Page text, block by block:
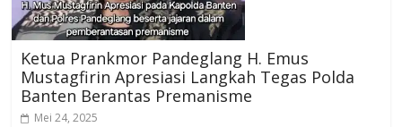
Ketua Prankmor Pandeglang H. Emus
Mustagfirin Apresiasi Langkah Tegas Polda
Banten Berantas Premanisme
Mei 24, 2025